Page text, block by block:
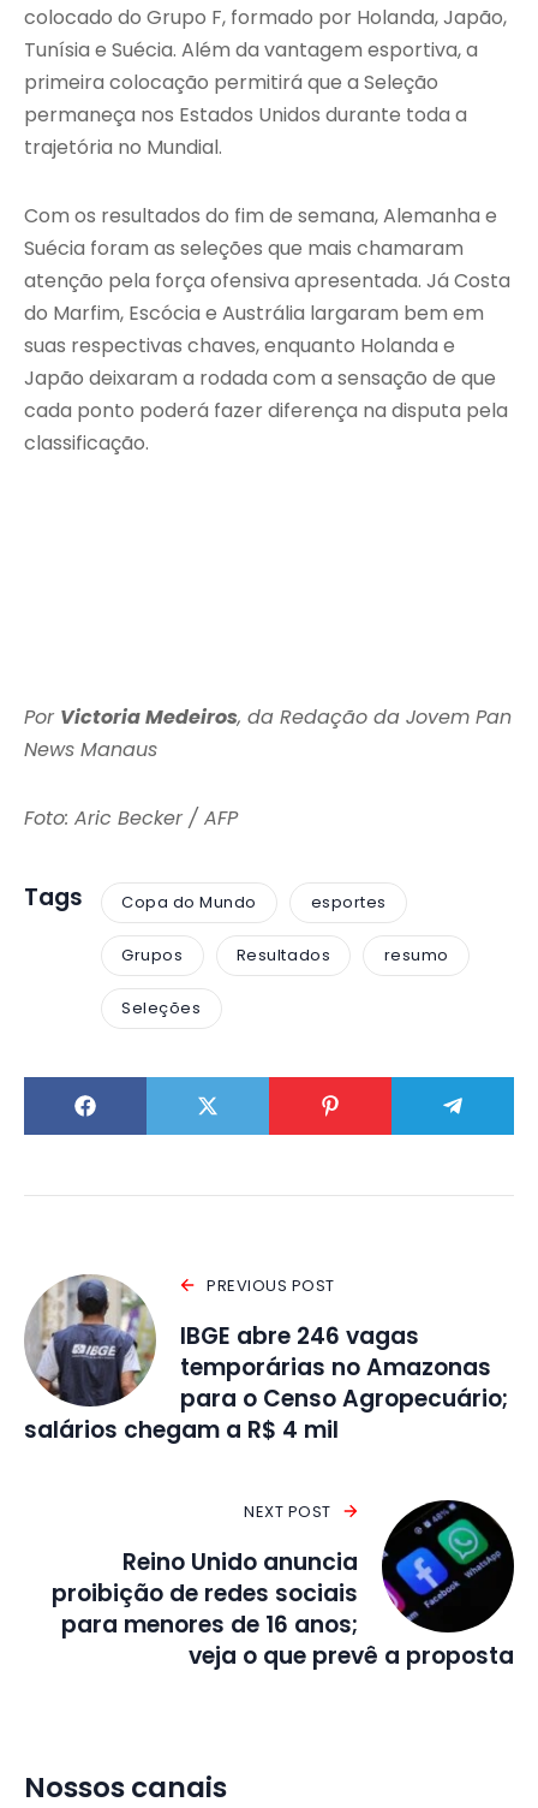
colocado do Grupo F, formado por Holanda, Japão,
Tunísia e Suécia. Além da vantagem esportiva, a
primeira colocação permitirá que a Seleção
permaneça nos Estados Unidos durante toda a
trajetória no Mundial.
Com os resultados do fim de semana, Alemanha e
Suécia foram as seleções que mais chamaram
atenção pela força ofensiva apresentada. Já Costa
do Marfim, Escócia e Austrália largaram bem em
suas respectivas chaves, enquanto Holanda e
Japão deixaram a rodada com a sensação de que
cada ponto poderá fazer diferença na disputa pela
classificação.
Por Victoria Medeiros, da Redação da Jovem Pan
News Manaus
Foto: Aric Becker / AFP
Tags Copa do Mundo esportes
Grupos Resultados resumo
Seleções
PREVIOUS POST
IBGE abre 246 vagas
temporárias no Amazonas
para o Censo Agropecuário;
salários chegam a R$ 4 mil
NEXT POST
Reino Unido anuncia
proibição de redes sociais
para menores de 16 anos;
veja o que prevê a proposta
Nossos canais